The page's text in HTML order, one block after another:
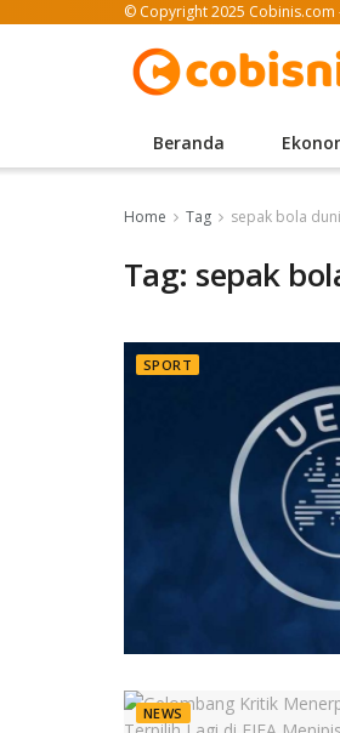
© Copyright 2025 Cobinis.com
Beranda
Home Tag sepak bola
Tag: sepak
SPORT
NEWS